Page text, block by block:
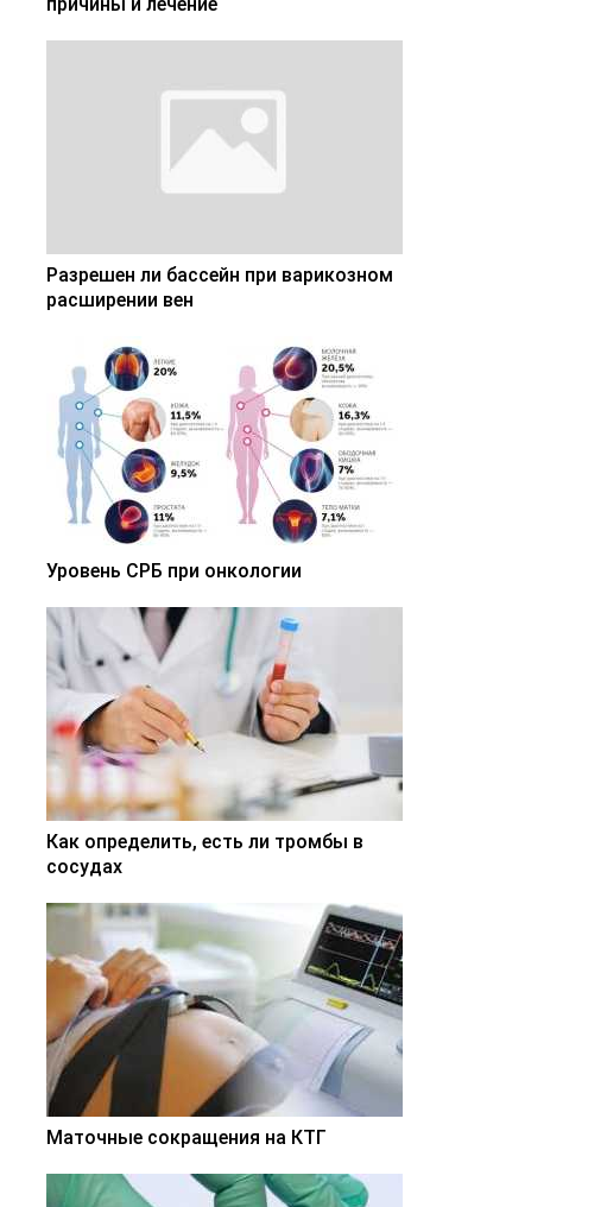
Разрешен ли бассейн при варикозном
расширении вен
Уровень СРБ при онкологии
Как определить, есть ли тромбы в
сосудах
Маточные сокращения на КТГ